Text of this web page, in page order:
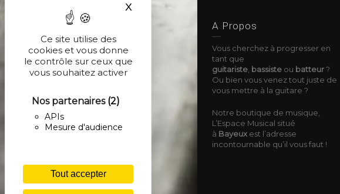
Ce site utilise des
cookies et vous donne
le contrôle sur ceux que
vous souhaitez activer
Nos partenaires (2)
APIs
Mesure d'audience
Tout accepter
X Masquer le bandeau des cookies
A Propos
Vous cherchez à progresser en
tant que
guitariste, bassiste ou batteur?
Ou bien vous venez tout juste de
vous mettre à la guitare ?
Notre boutique de musique,
L’Espace Musical situé
à Bayeux est l’adresse
incontournable qu’il vous faut !